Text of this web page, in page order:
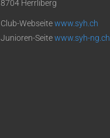
8704 Herrliberg
Club-Webseitewww.syh.ch
Junioren-Seitewww.syh-ng.ch